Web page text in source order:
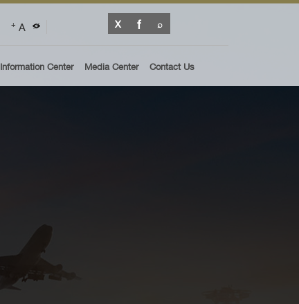
+ A
Information Center Media Center Contact Us